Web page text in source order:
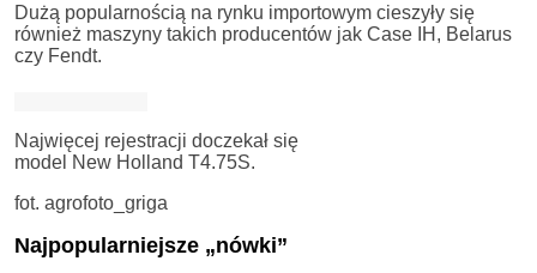
Dużą popularnością na rynku importowym cieszyły się
również maszyny takich producentów jak Case IH, Belarus
czy Fendt.
Najwięcej rejestracji doczekał się
model New Holland T4.75S.
fot. agrofoto_griga
Najpopularniejsze „nówki”